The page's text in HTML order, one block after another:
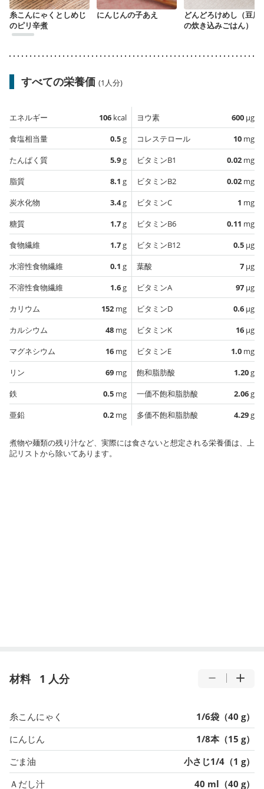
糸こんにゃくとしめじ
のピリ辛煮
にんじんの子あえ
どんどろけめし（豆腐
の炊き込みごはん）
すべての栄養価 (1人分)
エネルギー 106 kcal
食塩相当量
0.5g
たんぱく質
5.9g
脂質
8.1 g
炭水化物
3.4g
糖質
1.7g
食物繊維
1.7g
水溶性食物繊維
0.1 g
不溶性食物繊維
1.6g
カリウム
152 mg
カルシウム
48 mg
マグネシウム
16 mg
リン
69 mg
鉄
0.5 mg
亜鉛
0.2 mg
ヨウ素 600 µg
コレステロール
10 mg
ビタミンB1
0.02 mg
ビタミンB2
0.02 mg
ビタミンC
1 mg
ビタミンB6
0.11 mg
ビタミンB12
0.5 µg
葉酸
7 µg
ビタミンA
97 µg
ビタミンD
0.6 µg
ビタミンK
16 µg
ビタミンE
1.0 mg
飽和脂肪酸
1.20g
一価不飽和脂肪酸
2.06g
多価不飽和脂肪酸
4.29g
煮物や麺類の残り汁など、実際には食さないと想定される栄養価は、上
記リストから除いてあります。
材料 1 人分
糸こんにゃく
1/6袋（40 g）
にんじん
1/8本（15 g）
ごま油
小さじ1/4（1 g）
Ａだし汁
40 ml（40 g）